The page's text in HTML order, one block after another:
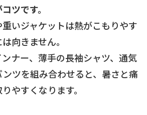
ツです。
いジャケットは熱がこもりやす
向きません。
ナー、薄手の長袖シャツ、通気
ツを組み合わせると、暑さと痛
やすくなります。